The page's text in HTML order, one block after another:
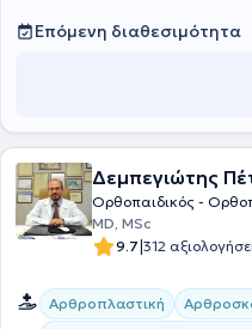
Επόμενη διαθεσιμότητα
Δεμπεγιώτης
Ορθοπαιδικός -
MD, MSc
9.7|312
Αρθροπλαστική